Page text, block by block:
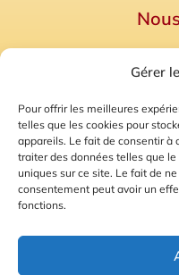
Gérer
Pour offrir les meilleures
telles que les cookies pour
appareils. Le fait de consentir à
traiter des données telles que
uniques sur ce site. Le fait de
consentement peut avoir un
fonctions.
Mentions